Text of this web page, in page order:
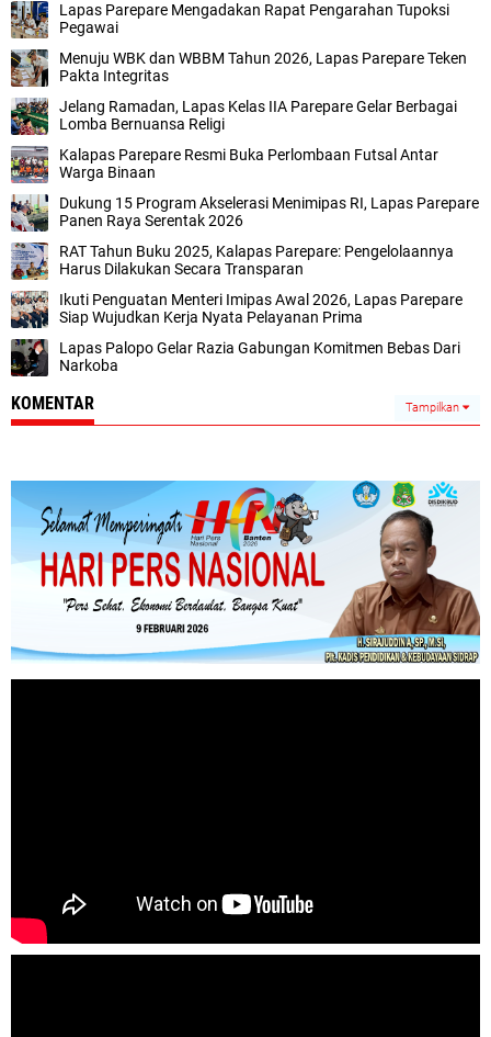
Lapas Parepare Mengadakan Rapat Pengarahan Tupoksi
Pegawai
Menuju WBK dan WBBM Tahun 2026, Lapas Parepare Teken
Pakta Integritas
Jelang Ramadan, Lapas Kelas IIA Parepare Gelar Berbagai
Lomba Bernuansa Religi
Kalapas Parepare Resmi Buka Perlombaan Futsal Antar
Warga Binaan
Dukung 15 Program Akselerasi Menimipas RI, Lapas Parepare
Panen Raya Serentak 2026
RAT Tahun Buku 2025, Kalapas Parepare: Pengelolaannya
Harus Dilakukan Secara Transparan
Ikuti Penguatan Menteri Imipas Awal 2026, Lapas Parepare
Siap Wujudkan Kerja Nyata Pelayanan Prima
Lapas Palopo Gelar Razia Gabungan Komitmen Bebas Dari
Narkoba
KOMENTAR Tampilkan